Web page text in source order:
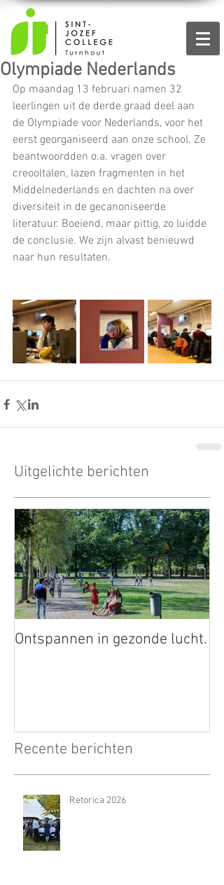
Olympiade Nederlands
Op maandag 13 februari namen 32
leerlingen uit de derde graad deel aan
de Olympiade voor Nederlands, voor het
eerst georganiseerd aan onze school. Ze
beantwoordden o.a. vragen over
creooltalen, lazen fragmenten in het
Middelnederlands en dachten na over
diversiteit in de gecanoniseerde
literatuur. Boeiend, maar pittig, zo luidde
de conclusie. We zijn alvast benieuwd
naar hun resultaten.
Uitgelichte berichten
Ontspannen in gezonde lucht.
Recente berichten
Retorica 2026